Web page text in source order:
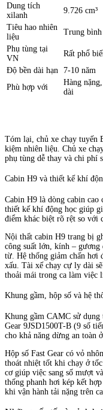
Dung tích
xilanh
9.726 cm³
Tiêu hao nhiên
liệu
Trung bình
Phụ tùng tại
VN
Rất phổ
Độ bền dài hạn
7-10 năm
Phù hợp với
Hàng
dài
Tóm lại, chủ xe chạy tuyến
kiệm nhiên liệu. Chủ xe
phụ tùng dễ thay và chi phí
Cabin H9 và thiết kế khí
Cabin H9 là dòng cabin cao
thiết kế khí động học giúp
điểm khác biệt rõ rệt so với
Nội thất cabin H9 trang bị
công suất lớn, kính –
từ. Hệ thống giảm chấn hơi
xấu. Tài xế chạy cự ly dài
thoải mái trong ca làm việc
Khung gầm, hộp số và hệ
Khung gầm CAMC sử dụng
Gear 9JSD1500T-B (9 số
cho khả năng dừng an toàn
Hộp số Fast Gear có vỏ
thoát nhiệt tốt khi chạy ở
cơ giúp việc sang số mượt
thống phanh hơi kép kết
khi vận hành tải nặng trên